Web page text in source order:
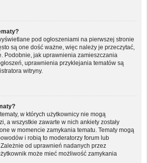
pod ogłoszeniami na pierwszej stronie
są one dość ważne, więc należy je przeczytać,
Podobnie, jak uprawnienia zamieszczania
uprawnienia przyklejania tematów są
witryny.
w których użytkownicy nie mogą
a wszystkie zawarte w nich ankiety zostały
w momencie zamykania tematu. Tematy mogą
i robią to moderatorzy forum lub
od uprawnień nadanych przez
może mieć możliwość zamykania